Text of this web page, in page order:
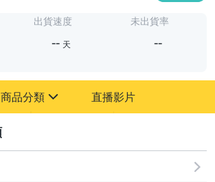
出貨速度
-- 天
未出貨率
--
商品分類 直播影片